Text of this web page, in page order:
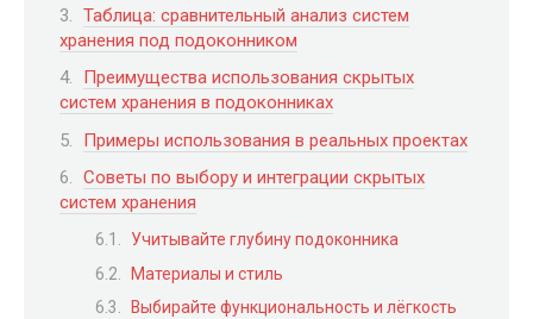
Таблица: сравнительный анализ систем
хранения под подоконником
Преимущества использования скрытых
систем хранения в подоконниках
Примеры использования в реальных проектах
Советы по выбору и интеграции скрытых
систем хранения
Учитывайте глубину подоконника
Материалы и стиль
Выбирайте функциональность и лёгкость